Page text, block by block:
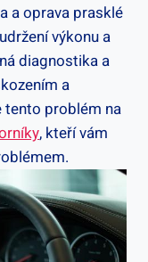
a​ oprava prasklé
výkonu a
diagnostika ​a
a
⁢tento‍ problém na‍
, kteří vám‌